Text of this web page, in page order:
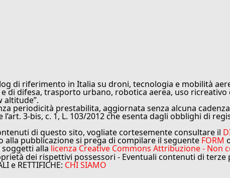
di riferimento in Italia su droni, tecnologia e mobilità
di difesa, trasporto urbano, robotica aerea, uso
altitude”.
periodicità prestabilita, aggiornata senza alcuna
3-bis, c. 1, L. 103/2012 che esenta dagli obblighi di
di questo sito, vogliate cortesemente consultare il
pubblicazione si prega di compilare il seguente FORM
alla licenza Creative Commons Attribuzione - Non
dei rispettivi possessori - Eventuali contenuti di
e RETTIFICHE: CHI SIAMO